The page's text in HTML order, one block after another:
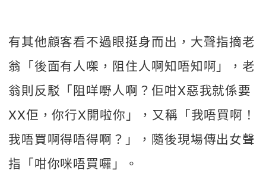
有其他顧客看不過眼挺身而出，大聲指摘老
翁「後面有人㗎，阻住人啊知唔知啊」，老
翁則反駁「阻咩嘢人啊？佢咁X惡我就係要
XX佢，你行X開啦你」，又稱「我唔買啊！
我唔買啊得唔得啊？」，隨後現場傳出女聲
指「咁你咪唔買囉」。